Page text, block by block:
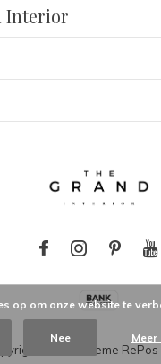
Interior
- Theme
op om onze website te
Nee